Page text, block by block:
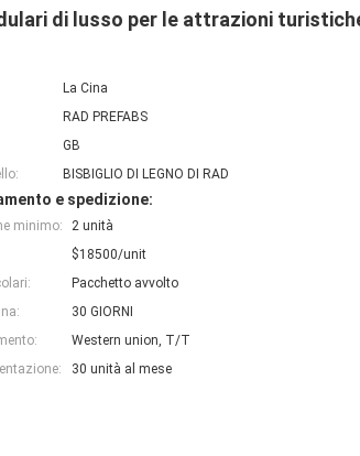
di lusso per le attrazioni
La Cina
RAD PREFABS
GB
BISBIGLIO DI LEGNO DI RAD
e spedizione:
minimo:
2 unità
$18500/unit
Pacchetto avvolto
30 GIORNI
Western union, T/T
30 unità al mese